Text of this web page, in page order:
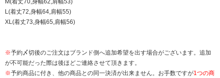
M(着丈70,身幅62,肩幅53)
L(着丈72,身幅64,肩幅55)
XL(着丈73,身幅65,肩幅56)
※予約〆切後のご注文はブランド側へ追加希望を出す場合がございます。追加
が不可能だった際は後ほどご連絡させて頂きます。
※予約商品に付き、他の商品との同一決済が出来ません。お手数ですが1つの商